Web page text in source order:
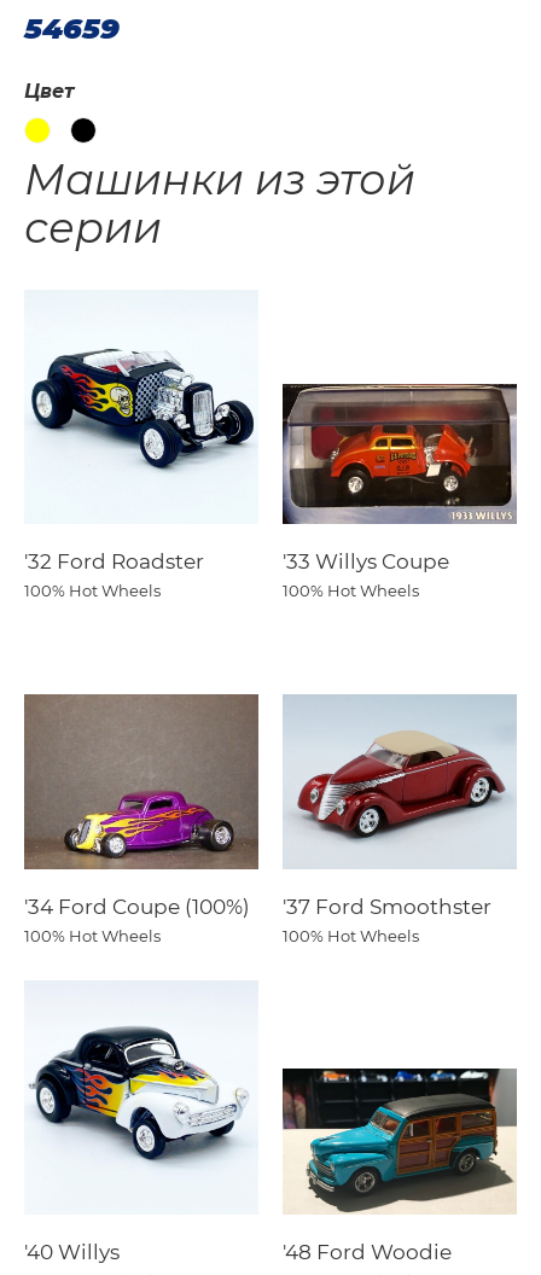
54659
Цвет
Машинки из этой
серии
'32 Ford Roadster
100% Hot Wheels
'33 Willys Coupe
100% Hot Wheels
'34 Ford Coupe (100%)
100% Hot Wheels
'37 Ford Smoothster
100% Hot Wheels
'40 Willys '48 Ford Woodie